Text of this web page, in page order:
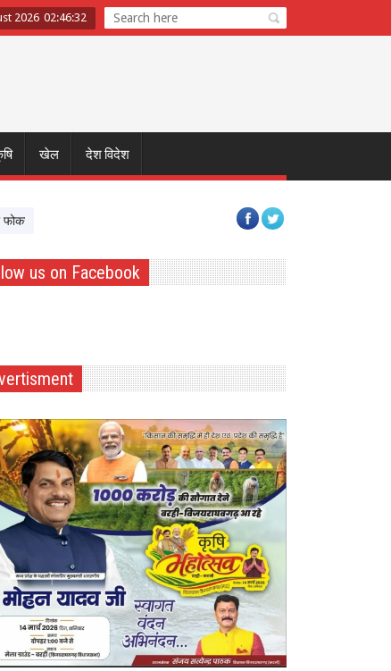
2026 02:46:33
खेल देश विदेश
ग्रेटर नोएडा में आज जुटेंगे स्वच्छ ऊर्जा क्षेत्र के दिग्गज, CM योगी करेंगे शिरकत
us on Facebook